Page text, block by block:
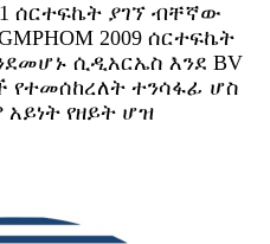
ሰርተፍኬት ያገኘ ብቸኛው
2009 ሰርተፍኬት
ሲዲአርኤስ እንደ BV
የተመሰከረለት ተንሳፋፊ ሆስ
የዘይት ሆዝ